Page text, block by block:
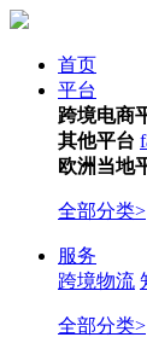
首页
平台
跨境电商
其他平台
欧洲当地
全部分类>
服务
跨境物流
全部分类>